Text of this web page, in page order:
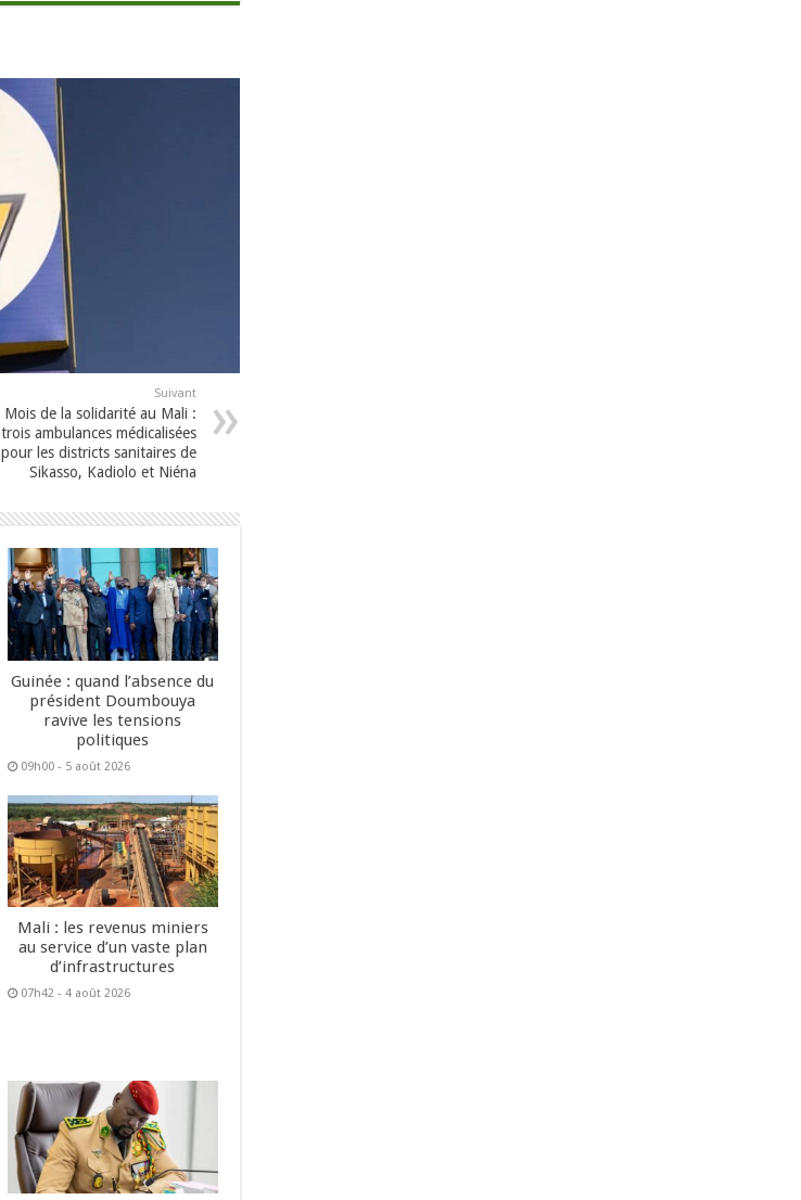
Suivant
Mois de la solidarité au Mali :
trois ambulances médicalisées
pour les districts sanitaires de
Sikasso, Kadiolo et Niéna
Guinée : quand l’absence du
président Doumbouya
ravive les tensions
politiques
09h00 - 5 août 2026
Mali : les revenus miniers
au service d’un vaste plan
d’infrastructures
07h42 - 4 août 2026